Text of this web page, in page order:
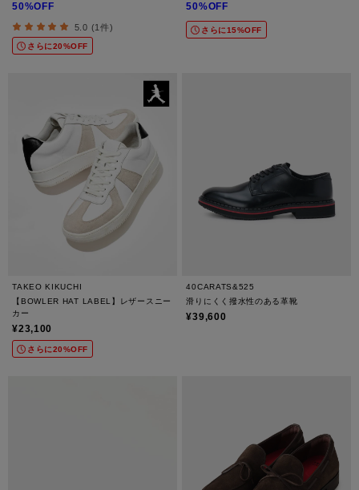
50%OFF
5.0 (1件)
さらに20%OFF
50%OFF
さらに15%OFF
TAKEO KIKUCHI
【BOWLER HAT LABEL】レザースニー
カー
¥23,100
さらに20%OFF
40CARATS&525
滑りにくく撥水性のある革靴
¥39,600